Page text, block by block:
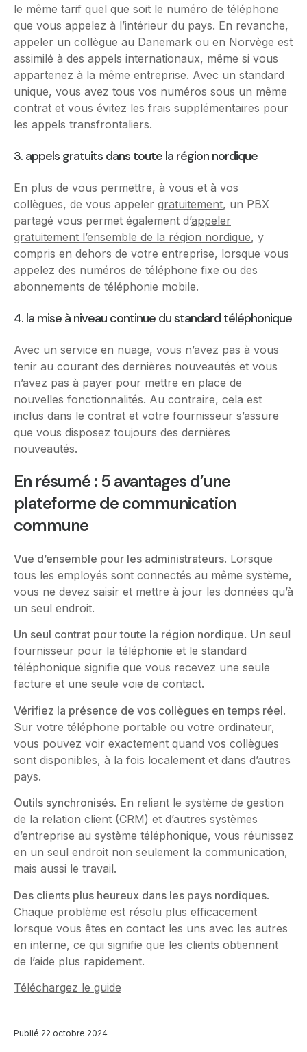
le même tarif quel que soit le numéro de téléphone
que vous appelez à l’intérieur du pays. En revanche,
appeler un collègue au Danemark ou en Norvège est
assimilé à des appels internationaux, même si vous
appartenez à la même entreprise. Avec un standard
unique, vous avez tous vos numéros sous un même
contrat et vous évitez les frais supplémentaires pour
les appels transfrontaliers.
3. appels gratuits dans toute la région nordique
En plus de vous permettre, à vous et à vos
collègues, de vous appeler gratuitement, un PBX
partagé vous permet également d’appeler
gratuitement l’ensemble de la région nordique, y
compris en dehors de votre entreprise, lorsque vous
appelez des numéros de téléphone fixe ou des
abonnements de téléphonie mobile.
4. la mise à niveau continue du standard téléphonique
Avec un service en nuage, vous n’avez pas à vous
tenir au courant des dernières nouveautés et vous
n’avez pas à payer pour mettre en place de
nouvelles fonctionnalités. Au contraire, cela est
inclus dans le contrat et votre fournisseur s’assure
que vous disposez toujours des dernières
nouveautés.
En résumé : 5 avantages d’une
plateforme de communication
commune
Vue d’ensemble pour les administrateurs. Lorsque
tous les employés sont connectés au même système,
vous ne devez saisir et mettre à jour les données qu’à
un seul endroit.
Un seul contrat pour toute la région nordique. Un seul
fournisseur pour la téléphonie et le standard
téléphonique signifie que vous recevez une seule
facture et une seule voie de contact.
Vérifiez la présence de vos collègues en temps réel.
Sur votre téléphone portable ou votre ordinateur,
vous pouvez voir exactement quand vos collègues
sont disponibles, à la fois localement et dans d’autres
pays.
Outils synchronisés. En reliant le système de gestion
de la relation client (CRM) et d’autres systèmes
d’entreprise au système téléphonique, vous réunissez
en un seul endroit non seulement la communication,
mais aussi le travail.
Des clients plus heureux dans les pays nordiques.
Chaque problème est résolu plus efficacement
lorsque vous êtes en contact les uns avec les autres
en interne, ce qui signifie que les clients obtiennent
de l’aide plus rapidement.
Téléchargez le guide
Publié 22 octobre 2024